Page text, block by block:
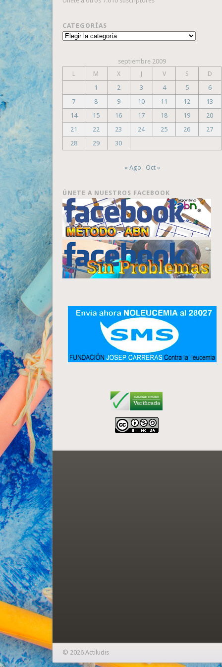
CATEGORÍAS
Categorías
septiembre 2009
L
M X J V S
D
1
2 3 4 5
6
7
8 9 10 11 12
13
14
15 16 17 18 19
20
21
22 23 24 25 26
27
28
29 30
« Ago Oct »
ÚNETE A NUESTROS FACEBOOK
© 2026 Actiludis